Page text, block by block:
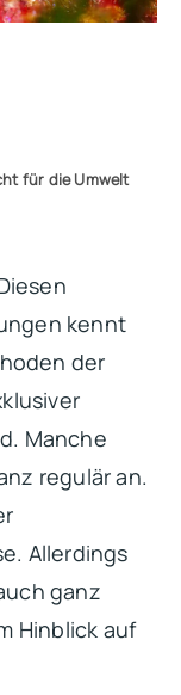
für die Umwelt
kennt
der
Manche
regulär an.
Allerdings
ganz
Hinblick auf